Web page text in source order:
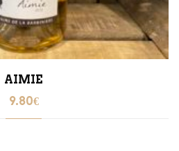
AIMIE
9.80€